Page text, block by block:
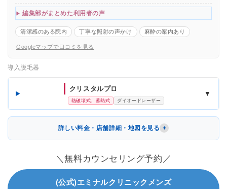
編集部がまとめた利用者の声
清潔感のある院内 丁寧な照射の声かけ 麻酔の案内あり
Googleマップで口コミを見る
導入脱毛器
クリスタルプロ
熱破壊式、蓄熱式 ダイオードレーザー
▼
詳しい料金・店舗詳細・地図を見る
＼無料カウンセリング予約／
(公式)エミナルクリニックメンズ